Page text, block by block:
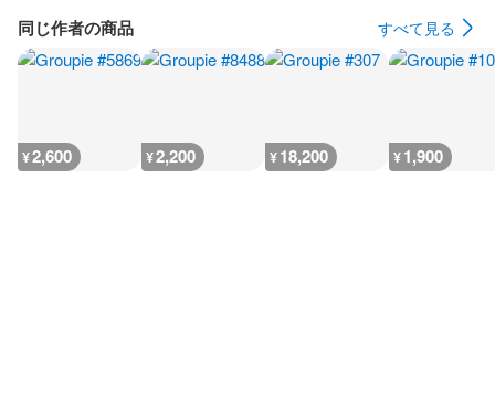
同じ作者の商品 すべて見る
¥2,600 ¥2,200 ¥18,200 ¥1,900